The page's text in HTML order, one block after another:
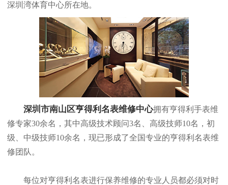
深圳湾体育中心所在地。
深圳市南山区亨得利名表维修中心拥有亨得利手表维
修专家30余名，其中高级技术顾问3名、高级技师10名，初
级、中级技师10余名，现已形成了全国专业的亨得利名表维
修团队。
每位对亨得利名表进行保养维修的专业人员都必须对时